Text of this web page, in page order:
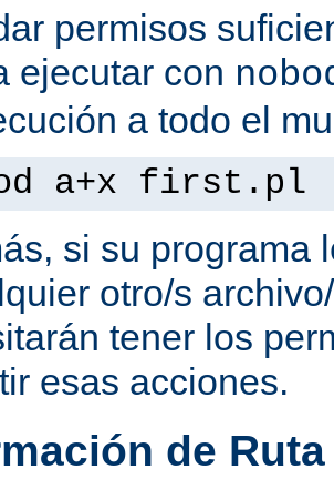
permisos
ejecutar con
a todo el
a+x first.pl
si su programa
otro/s
tener los
esas acciones.
de